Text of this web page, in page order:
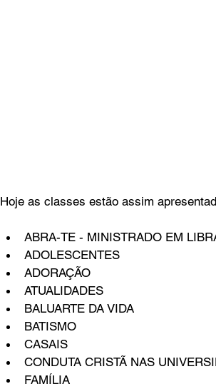
Hoje as classes estão assim
ABRA-TE - MINISTRADO EM
ADOLESCENTES
ADORAÇÃO
ATUALIDADES
BALUARTE DA VIDA
BATISMO
CASAIS
CONDUTA CRISTÃ NAS
FAMÍLIA